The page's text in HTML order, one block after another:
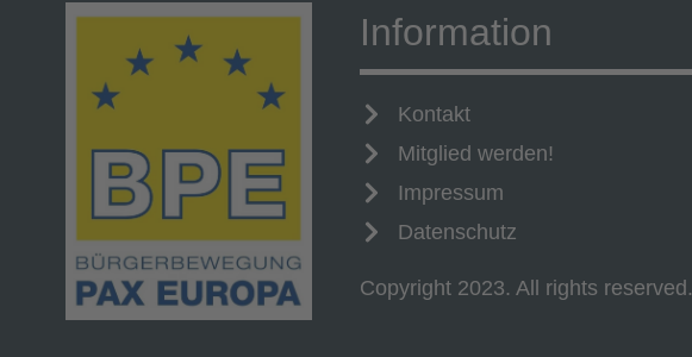
Information
Kontakt
Mitglied werden!
Impressum
Datenschutz
Copyright 2023. All rights reserved.